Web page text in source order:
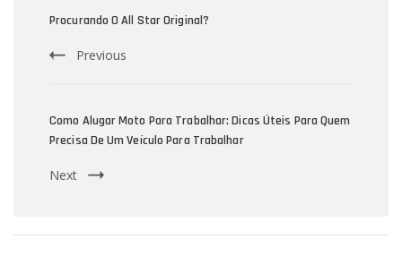
Navigation
Procurando O All Star Original?
Previous
Como Alugar Moto Para Trabalhar: Dicas Úteis Para Quem
Precisa De Um Veículo Para Trabalhar
Next